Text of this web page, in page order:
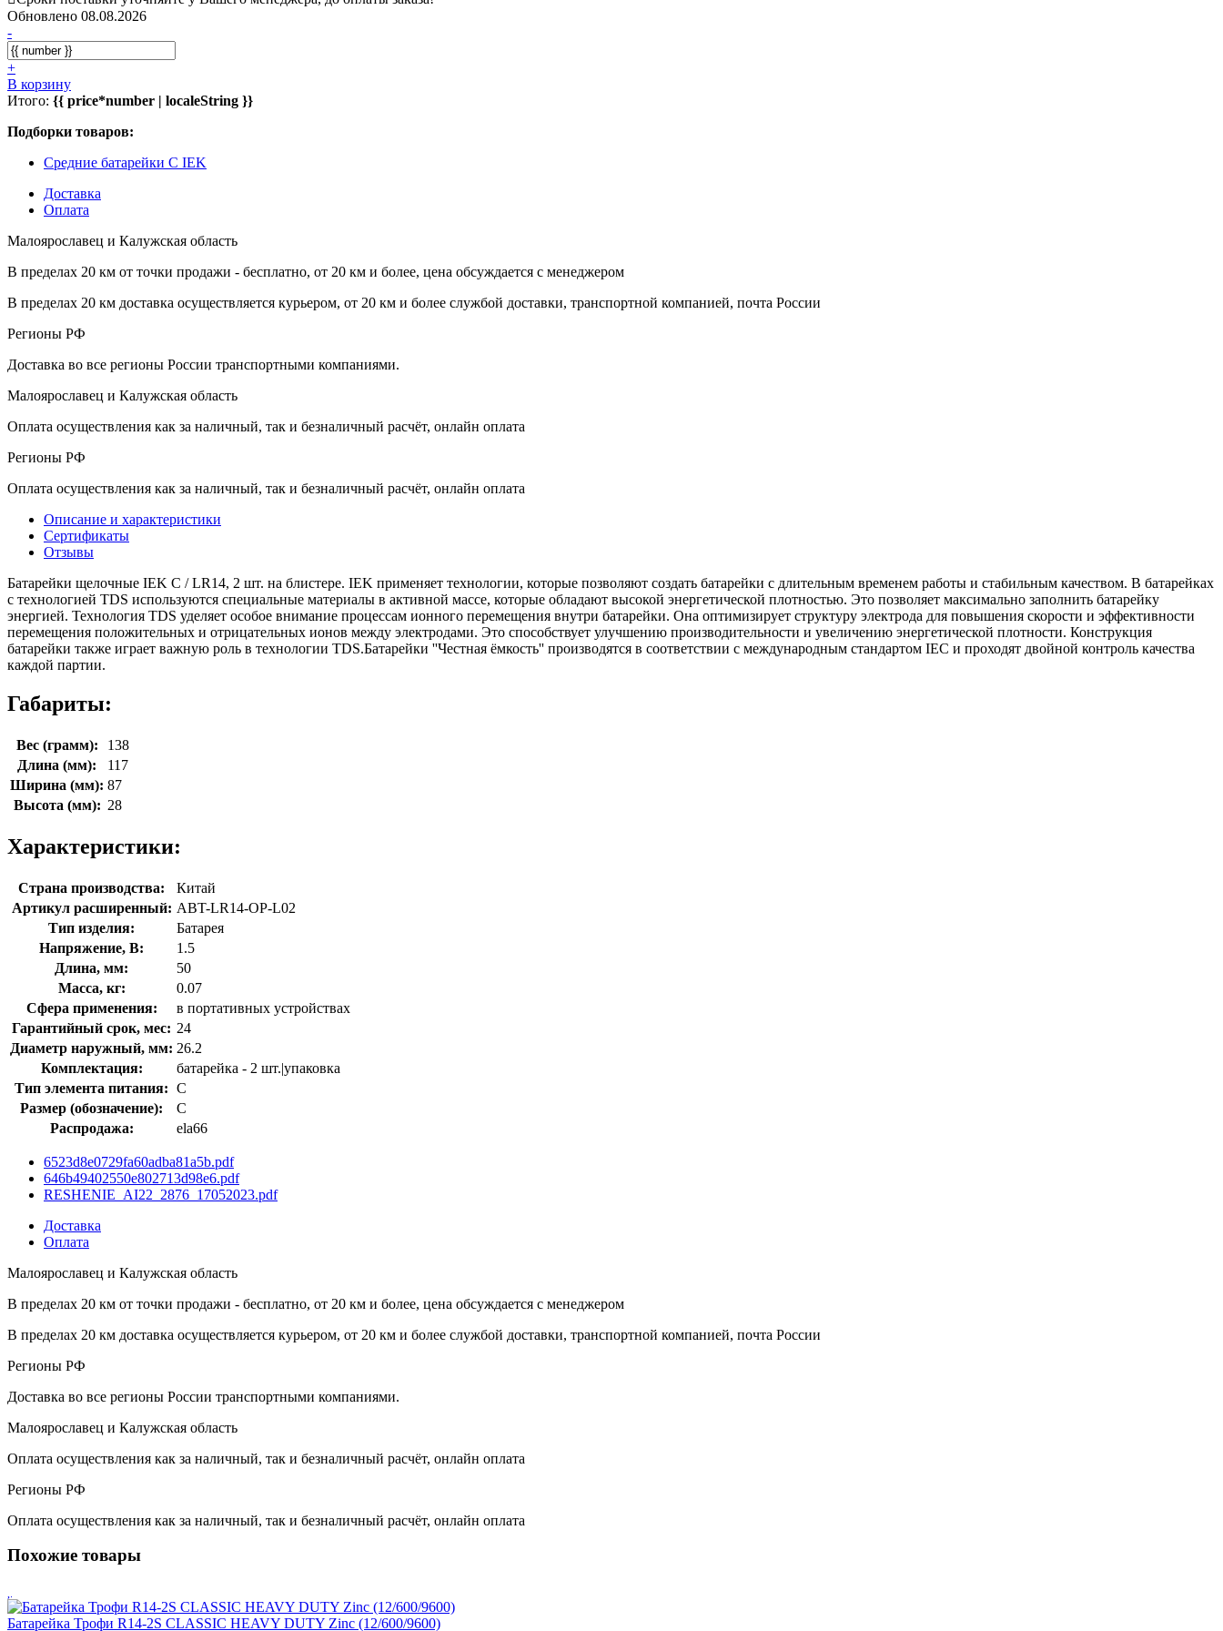
Обновлено 08.08.2026
-
+
В корзину
Итого: {{ price*number | localeString }}
Подборки товаров:
Средние батарейки C IEK
Доставка
Оплата
Малоярославец и Калужская область
В пределах 20 км от точки продажи - бесплатно, от 20 км и более, цена обсуждается с менеджером
В пределах 20 км доставка осуществляется курьером, от 20 км и более службой доставки, транспортной компанией, почта России
Регионы РФ
Доставка во все регионы России транспортными компаниями.
Малоярославец и Калужская область
Оплата осуществления как за наличный, так и безналичный расчёт, онлайн оплата
Регионы РФ
Оплата осуществления как за наличный, так и безналичный расчёт, онлайн оплата
Описание и характеристики
Сертификаты
Отзывы
Батарейки щелочные IEK С / LR14, 2 шт. на блистере. IEK применяет технологии, которые позволяют создать батарейки с длительным временем работы и стабильным качеством. В батарейках
с технологией TDS используются специальные материалы в активной массе, которые обладают высокой энергетической плотностью. Это позволяет максимально заполнить батарейку
энергией. Технология TDS уделяет особое внимание процессам ионного перемещения внутри батарейки. Она оптимизирует структуру электрода для повышения скорости и эффективности
перемещения положительных и отрицательных ионов между электродами. Это способствует улучшению производительности и увеличению энергетической плотности. Конструкция
батарейки также играет важную роль в технологии TDS.Батарейки ''Честная ёмкость'' производятся в соответствии с международным стандартом IEC и проходят двойной контроль качества
каждой партии.
Габариты:
Вес (грамм):
138
Длина (мм):
117
Ширина (мм): 87
Высота (мм): 28
Характеристики:
Страна производства:
Китай
Артикул расширенный: ABT-LR14-OP-L02
Тип изделия:
Батарея
Напряжение, В:
1.5
Длина, мм:
50
Масса, кг:
0.07
Сфера применения:
в портативных устройствах
Гарантийный срок, мес: 24
Диаметр наружный, мм: 26.2
Комплектация:
батарейка - 2 шт.|упаковка
Тип элемента питания: C
Размер (обозначение):
C
Распродажа:
ela66
6523d8e0729fa60adba81a5b.pdf
646b49402550e802713d98e6.pdf
RESHENIE_AI22_2876_17052023.pdf
Доставка
Оплата
Малоярославец и Калужская область
В пределах 20 км от точки продажи - бесплатно, от 20 км и более, цена обсуждается с менеджером
В пределах 20 км доставка осуществляется курьером, от 20 км и более службой доставки, транспортной компанией, почта России
Регионы РФ
Доставка во все регионы России транспортными компаниями.
Малоярославец и Калужская область
Оплата осуществления как за наличный, так и безналичный расчёт, онлайн оплата
Регионы РФ
Оплата осуществления как за наличный, так и безналичный расчёт, онлайн оплата
Похожие товары
Батарейка Трофи R14-2S CLASSIC HEAVY DUTY Zinc (12/600/9600)